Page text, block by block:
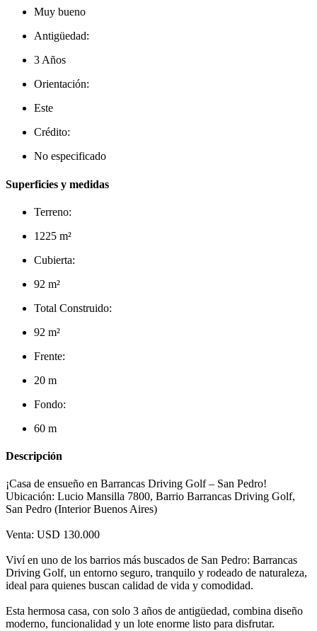
Muy bueno
Antigüedad:
3 Años
Orientación:
Este
Crédito:
No especificado
Superficies y medidas
Terreno:
1225 m²
Cubierta:
92 m²
Total Construido:
92 m²
Frente:
20 m
Fondo:
60 m
Descripción
¡Casa de ensueño en Barrancas Driving Golf – San Pedro!
Ubicación: Lucio Mansilla 7800, Barrio Barrancas Driving Golf,
San Pedro (Interior Buenos Aires)
Venta: USD 130.000
Viví en uno de los barrios más buscados de San Pedro: Barrancas
Driving Golf, un entorno seguro, tranquilo y rodeado de naturaleza,
ideal para quienes buscan calidad de vida y comodidad.
Esta hermosa casa, con solo 3 años de antigüedad, combina diseño
moderno, funcionalidad y un lote enorme listo para disfrutar.